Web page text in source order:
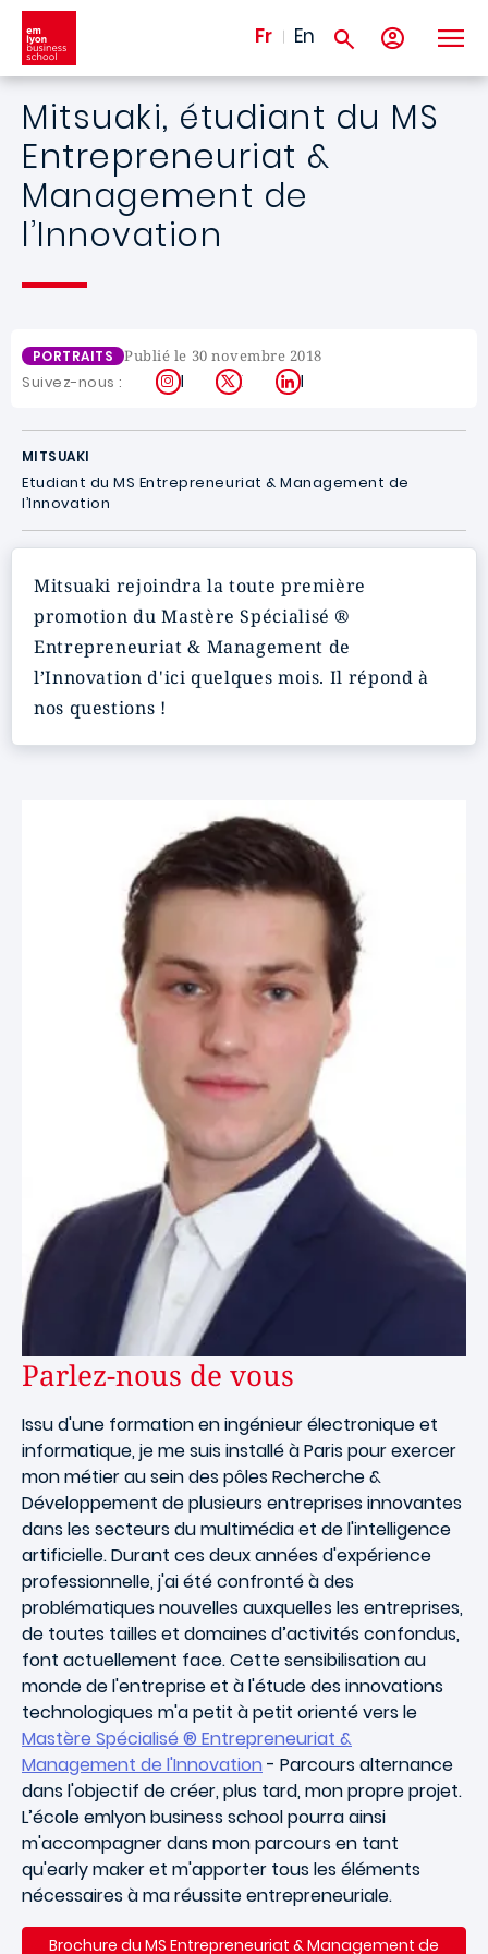
Aller au contenu principal
Fr En
Mitsuaki, étudiant du MS
Entrepreneuriat &
Management de
l’Innovation
PORTRAITS Publié le 30 novembre 2018
Suivez-nous : Instagram
X LinkedIn
MITSUAKI
Etudiant du MS Entrepreneuriat & Management de
l’Innovation
Mitsuaki rejoindra la toute première
promotion du Mastère Spécialisé ®
Entrepreneuriat & Management de
l’Innovation d'ici quelques mois. Il répond à
nos questions !
Parlez-nous de vous
Issu d'une formation en ingénieur électronique et
informatique, je me suis installé à Paris pour exercer
mon métier au sein des pôles Recherche &
Développement de plusieurs entreprises innovantes
dans les secteurs du multimédia et de l'intelligence
artificielle. Durant ces deux années d'expérience
professionnelle, j'ai été confronté à des
problématiques nouvelles auxquelles les entreprises,
de toutes tailles et domaines d’activités confondus,
font actuellement face. Cette sensibilisation au
monde de l'entreprise et à l'étude des innovations
technologiques m'a petit à petit orienté vers le
Mastère Spécialisé ® Entrepreneuriat &
Management de l'Innovation - Parcours alternance
dans l'objectif de créer, plus tard, mon propre projet.
L’école emlyon business school pourra ainsi
m'accompagner dans mon parcours en tant
qu'early maker et m'apporter tous les éléments
nécessaires à ma réussite entrepreneuriale.
Brochure du MS Entrepreneuriat & Management de